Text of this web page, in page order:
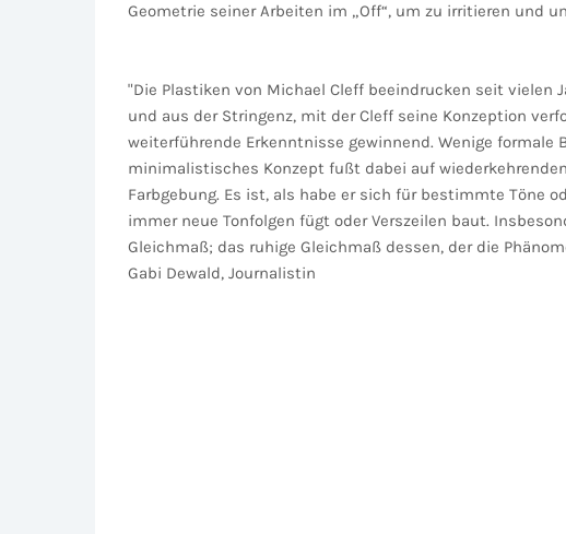
Geometrie seiner Arbeiten im „Off“, um zu irritieren und
"Die Plastiken von Michael Cleff beeindrucken seit
und aus der Stringenz, mit der Cleff seine Konzeption
weiterführende Erkenntnisse gewinnend. Wenige
minimalistisches Konzept fußt dabei auf
Farbgebung. Es ist, als habe er sich für bestimmte Töne
immer neue Tonfolgen fügt oder Verszeilen baut.
Gleichmaß; das ruhige Gleichmaß dessen, der die
Gabi Dewald, Journalistin